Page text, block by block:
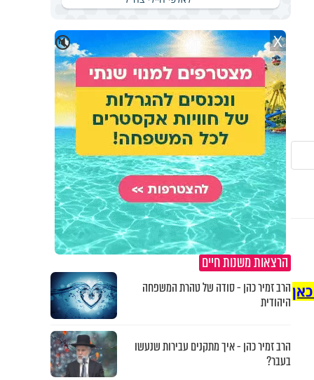
🔇 X
הרצאות משנות חיים
הרב זמיר כהן - סודה של טהרת המשפחה
היהודית
הרב זמיר כהן - איך מתקנים עבירות שנעשו
בעבר?